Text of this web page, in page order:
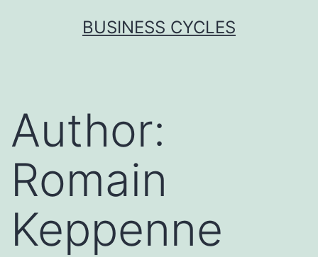
BUSINESS CYCLES
Author:
Romain
Keppenne